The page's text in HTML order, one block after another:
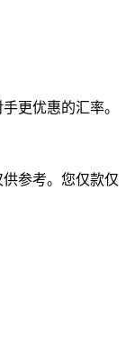
更优惠的汇率。
参考。您仅款仅